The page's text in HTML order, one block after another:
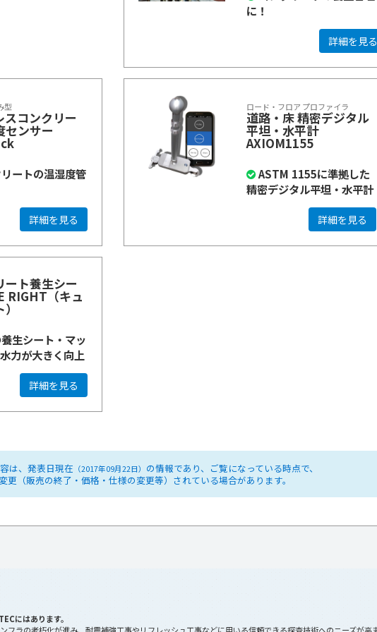
に！
詳細を見る
型
スコンクリー
センサー
ートの温湿度管
詳細を見る
ロード・フロア プロファイラ
道路・床 精密デジタル
平坦・水平計
AXIOM1155
ASTM 1155に準拠した
精密デジタル平坦・水平計
詳細を見る
ート養生シー
RIGHT（キュ
生シート・マッ
力が大きく向上
詳細を見る
は、発表日現在 （2017年09月22日） の情報であり、ご覧になっている時点で、
更（販売の終了・価格・仕様の変更等）されている場合があります。
にはあります。